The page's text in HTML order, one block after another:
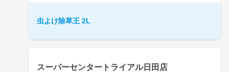
虫よけ除草王 2L
スーパーセンタートライアル日田店